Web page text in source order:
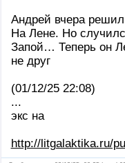
Андрей вчера
На Лене. Но
Запой… Теперь он
не друг
(01/12/25 22:08)
...
экс на
http://litgalaktika.ru/